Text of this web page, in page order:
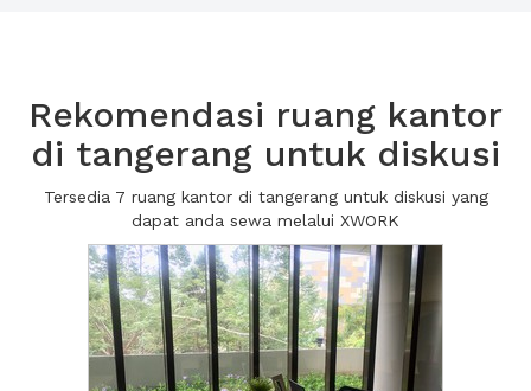
Rekomendasi ruang kantor
di tangerang untuk diskusi
Tersedia 7 ruang kantor di tangerang untuk diskusi yang
dapat anda sewa melalui XWORK